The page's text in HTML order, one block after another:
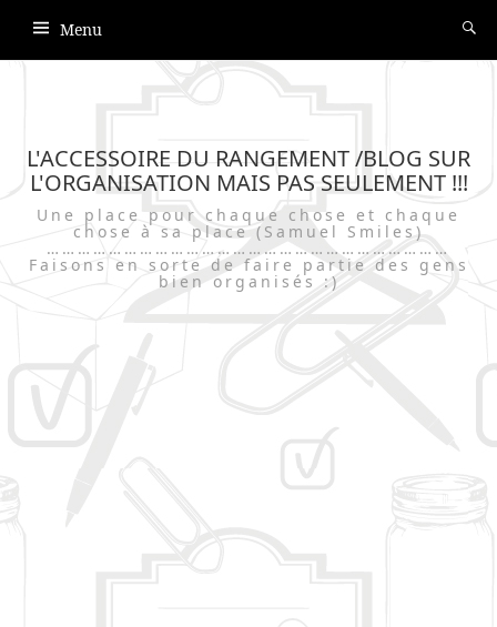
Menu
L'ACCESSOIRE DU RANGEMENT /BLOG SUR
L'ORGANISATION MAIS PAS SEULEMENT !!!
Une place pour chaque chose et chaque
chose à sa place (Samuel Smiles)
……………………………………………………………………
Faisons en sorte de faire partie des gens
bien organisés :)